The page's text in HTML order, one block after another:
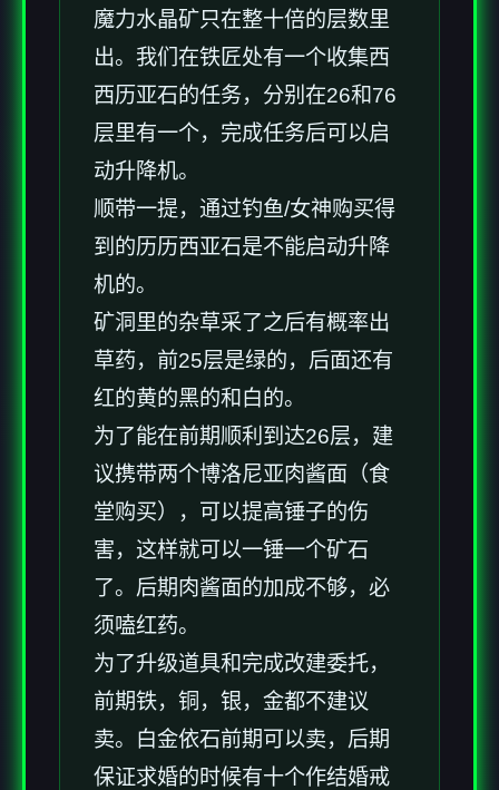
魔力水晶矿只在整十倍的层数里
出。我们在铁匠处有一个收集西
西历亚石的任务，分别在26和76
层里有一个，完成任务后可以启
动升降机。
顺带一提，通过钓鱼/女神购买得
到的历历西亚石是不能启动升降
机的。
矿洞里的杂草采了之后有概率出
草药，前25层是绿的，后面还有
红的黄的黑的和白的。
为了能在前期顺利到达26层，建
议携带两个博洛尼亚肉酱面（食
堂购买），可以提高锤子的伤
害，这样就可以一锤一个矿石
了。后期肉酱面的加成不够，必
须嗑红药。
为了升级道具和完成改建委托，
前期铁，铜，银，金都不建议
卖。白金依石前期可以卖，后期
保证求婚的时候有十个作结婚戒